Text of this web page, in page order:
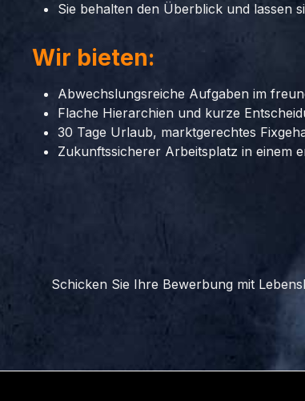
Sie behalten den Überblick und lassen
Wir bieten:
Abwechslungsreiche Aufgaben im
Flache Hierarchien und kurze
30 Tage Urlaub, marktgerechtes
Zukunftssicherer Arbeitsplatz in einem
Schicken Sie Ihre Bewerbung mit